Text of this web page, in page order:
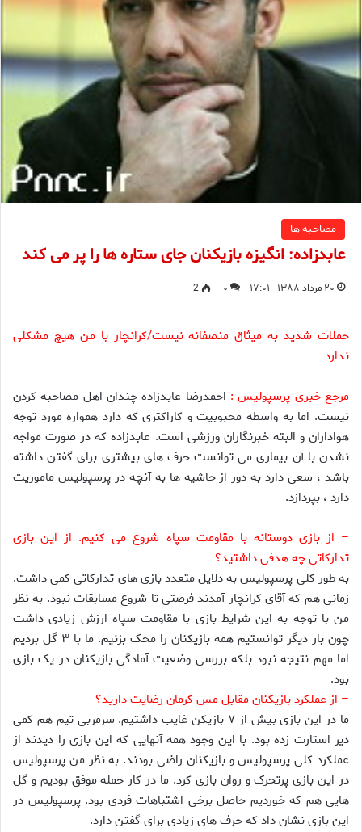
مصاحبه ها
عابدزاده: انگیزه بازیکنان جای ستاره ها را پر می کند
۲۰ مرداد ۱۳۸۸ - ۱۷:۰۱ ۰ 2
حملات شدید به میثاق منصفانه نیست/کرانچار با من هیچ مشکلی
ندارد
مرجع خبری پرسپولیس : احمدرضا عابدزاده چندان اهل مصاحبه کردن
نیست. اما به واسطه محبوبیت و کاراکتری که دارد همواره مورد توجه
هواداران و البته خبرنگاران ورزشی است. عابدزاده که در صورت مواجه
نشدن با آن بیماری می توانست حرف های بیشتری برای گفتن داشته
باشد ، سعی دارد به دور از حاشیه ها به آنچه در پرسپولیس ماموریت
دارد ، بپردازد.
– از بازی دوستانه با مقاومت سپاه شروع می کنیم. از این بازی
تدارکاتی چه هدفی داشتید؟
به طور کلی پرسپولیس به دلایل متعدد بازی های تدارکاتی کمی داشت.
زمانی هم که آقای کرانچار آمدند فرصتی تا شروع مسابقات نبود. به نظر
من با توجه به این شرایط بازی با مقاومت سپاه ارزش زیادی داشت
چون بار دیگر توانستیم همه بازیکنان را محک بزنیم. ما با ۳ گل بردیم
اما مهم نتیجه نبود بلکه بررسی وضعیت آمادگی بازیکنان در یک بازی
بود.
– از عملکرد بازیکنان مقابل مس کرمان رضایت دارید؟
ما در این بازی بیش از ۷ بازیکن غایب داشتیم. سرمربی تیم هم کمی
دیر استارت زده بود. با این وجود همه آنهایی که این بازی را دیدند از
عملکرد کلی پرسپولیس و بازیکنان راضی بودند. به نظر من پرسپولیس
در این بازی پرتحرک و روان بازی کرد. ما در کار حمله موفق بودیم و گل
هایی هم که خوردیم حاصل برخی اشتباهات فردی بود. پرسپولیس در
این بازی نشان داد که حرف های زیادی برای گفتن دارد.